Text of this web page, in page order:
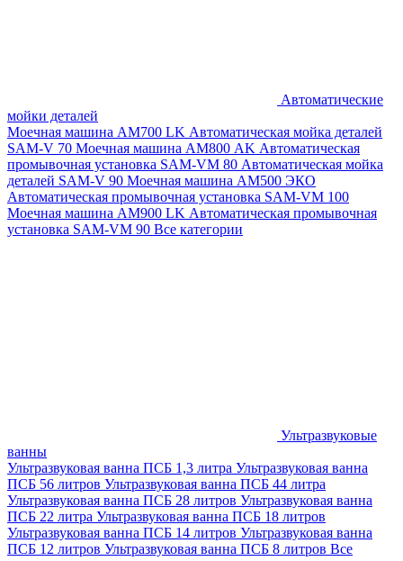
Автоматические
мойки деталей
Моечная машина AM700 LK Автоматическая мойка деталей
SAM-V 70 Моечная машина АМ800 AK Автоматическая
промывочная установка SAM-VM 80 Автоматическая мойка
деталей SAM-V 90 Моечная машина АМ500 ЭКО
Автоматическая промывочная установка SAM-VM 100
Моечная машина AM900 LK Автоматическая промывочная
установка SAM-VM 90 Все категории
Ультразвуковые
ванны
Ультразвуковая ванна ПСБ 1,3 литра Ультразвуковая ванна
ПСБ 56 литров Ультразвуковая ванна ПСБ 44 литра
Ультразвуковая ванна ПСБ 28 литров Ультразвуковая ванна
ПСБ 22 литра Ультразвуковая ванна ПСБ 18 литров
Ультразвуковая ванна ПСБ 14 литров Ультразвуковая ванна
ПСБ 12 литров Ультразвуковая ванна ПСБ 8 литров Все